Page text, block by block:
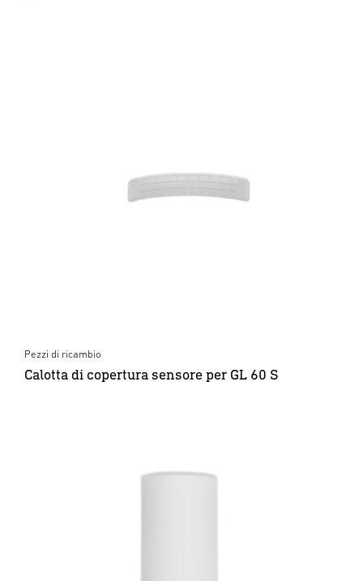
Pezzi di ricambio
Calotta di copertura sensore per GL 60 S